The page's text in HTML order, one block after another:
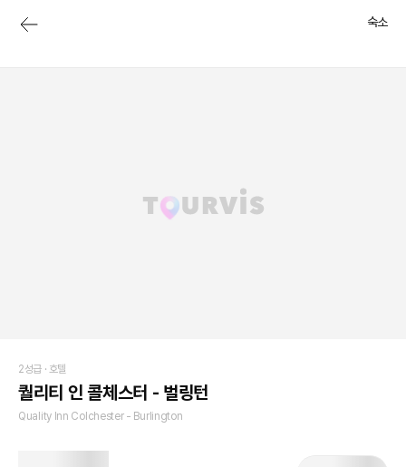
숙소
2성급 · 호텔
퀄리티 인 콜체스터 - 벌링턴
Quality Inn Colchester - Burlington